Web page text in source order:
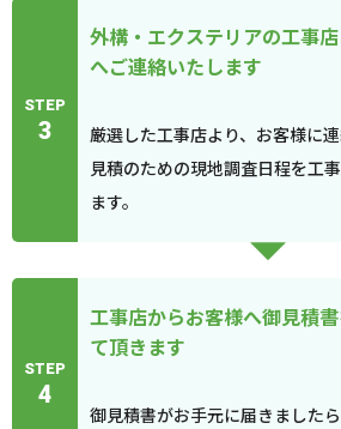
STEP
3
外構・エクステリアの工事
へご連絡いたします
厳選した工事店より、お客様に
見積のための現地調査日程を工
ます。
STEP
4
工事店からお客様へ御見積
て頂きます
御見積書がお手元に届きました